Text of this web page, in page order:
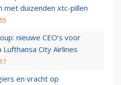
met duizenden xtc-pillen
nieuwe CEO’s voor
Lufthansa City Airlines
en vracht op